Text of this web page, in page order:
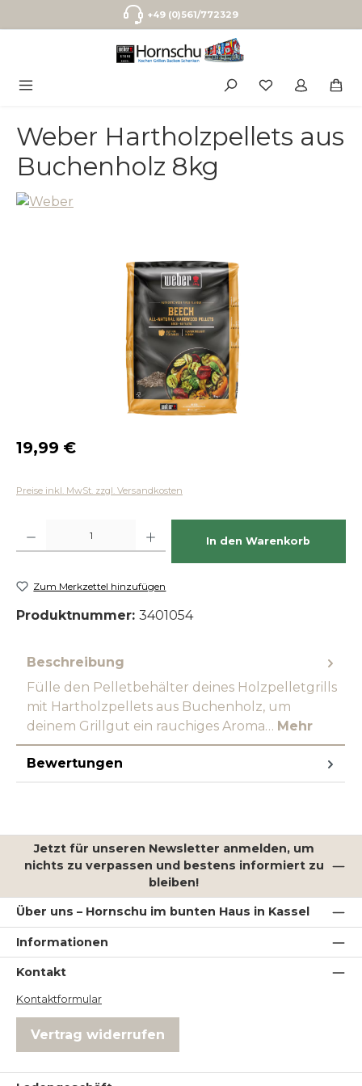
Zum Hauptinhalt springen+49 (0)561/772329
Weber Hartholzpellets aus
Buchenholz 8kg
Regulärer Preis:
19,99 €
Preise inkl. MwSt. zzgl. Versandkosten
In den Warenkorb
Zum Merkzettel hinzufügen
Produktnummer: 3401054
Beschreibung
Fülle den Pelletbehälter deines Holzpelletgrills
mit Hartholzpellets aus Buchenholz, um
deinem Grillgut ein rauchiges Aroma… Mehr
Bewertungen
Jetzt für unseren Newsletter anmelden, um
nichts zu verpassen und bestens informiert zu
bleiben!
Über uns – Hornschu im bunten Haus in Kassel
Informationen
Kontakt
Kontaktformular
Vertrag widerrufen